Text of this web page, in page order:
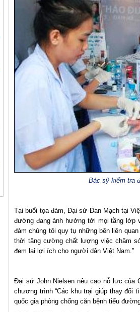
Bác sỹ kiểm tra
Tại buổi tọa đàm, Đại sứ Đan Mạch tại
đường đang ảnh hưởng tới mọi tầng lớp
đàm chúng tôi quy tụ những bên liên
thời tăng cường chất lượng việc chăm
đem lại lợi ích cho người dân Việt Nam.”
Đại sứ John Nielsen nêu cao nỗ lực của
chương trình “Các khu trại giúp thay đổi
quốc gia phòng chống căn bệnh tiểu